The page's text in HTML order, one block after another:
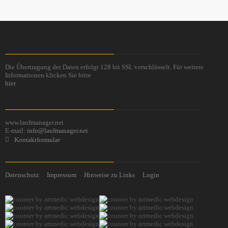
Die Übertragung der Daten erfolgt 128 bit SSL verschlüsselt. Für weitere
Informationen klicken Sie bitte
hier
www.laufmanager.net
E-mail: info@laufmanager.net
Kontaktformular
Datenschutz Impressum Hinweise zu Links Login